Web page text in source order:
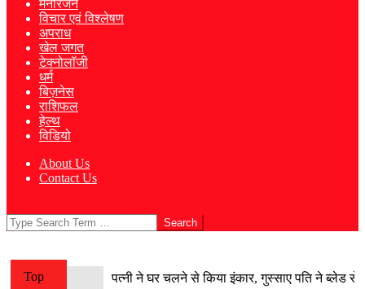
मनोरंजन
विचार एवं विश्लेषण
अपराध
खेल जगत
टेक्नोलॉजी
धर्म
बिज़नेस
राशिफल
हेल्थ
विडियो
About Us
Contact Us
Search
Top
पत्नी ने घर चलने से किया इंकार, गुस्साए पति ने ब्लेड से